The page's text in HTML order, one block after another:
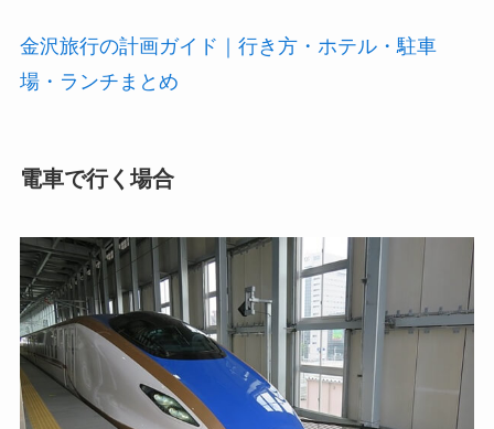
金沢旅行の計画ガイド｜行き方・ホテル・駐車
場・ランチまとめ
電車で行く場合